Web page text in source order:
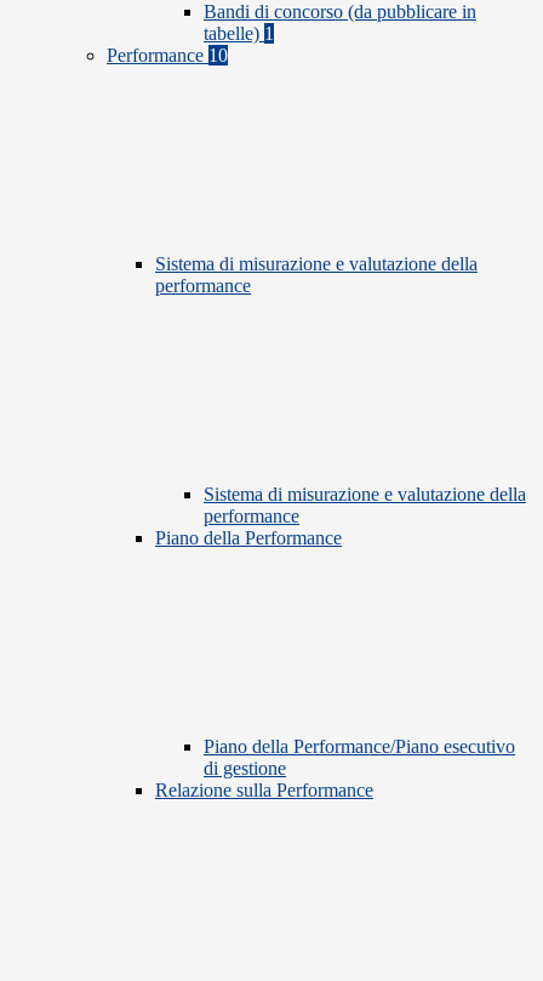
Bandi di concorso (da pubblicare in
tabelle) 1
Performance 10
Sistema di misurazione e valutazione della
performance
Sistema di misurazione e valutazione della
performance
Piano della Performance
Piano della Performance/Piano esecutivo
di gestione
Relazione sulla Performance